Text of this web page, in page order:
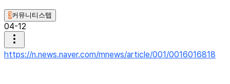
3커뮤니티스텝
04-12
https://n.news.naver.com/mnews/article/001/0016016818